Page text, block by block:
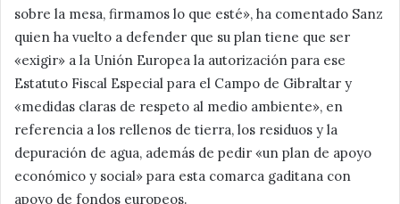
sobre la mesa, firmamos lo que esté», ha comentado Sanz
quien ha vuelto a defender que su plan tiene que ser
«exigir» a la Unión Europea la autorización para ese
Estatuto Fiscal Especial para el Campo de Gibraltar y
«medidas claras de respeto al medio ambiente», en
referencia a los rellenos de tierra, los residuos y la
depuración de agua, además de pedir «un plan de apoyo
económico y social» para esta comarca gaditana con
apoyo de fondos europeos.